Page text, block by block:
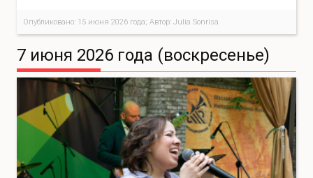
Опубликовано: 15 июня 2026 года; Автор: Julia Sonrisa
7 июня 2026 года (воскресенье)